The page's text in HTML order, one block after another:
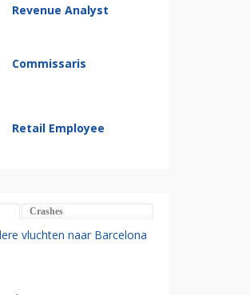
Revenue Analyst
Commissaris
Retail Employee
Crashes
vluchten naar Barcelona